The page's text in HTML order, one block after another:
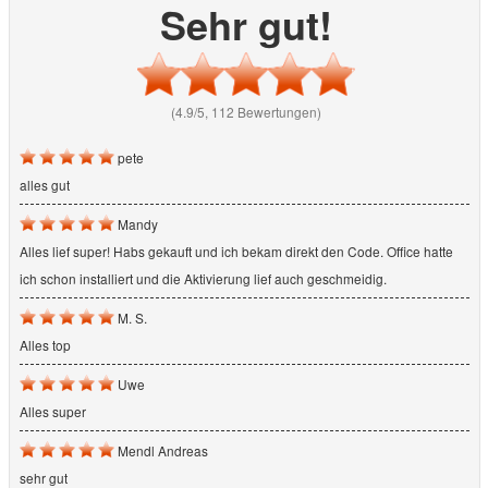
Sehr gut!
(4.9/5, 112 Bewertungen)
pete
alles gut
Mandy
Alles lief super! Habs gekauft und ich bekam direkt den Code. Office hatte
ich schon installiert und die Aktivierung lief auch geschmeidig.
M. S.
Alles top
Uwe
Alles super
Mendl Andreas
sehr gut